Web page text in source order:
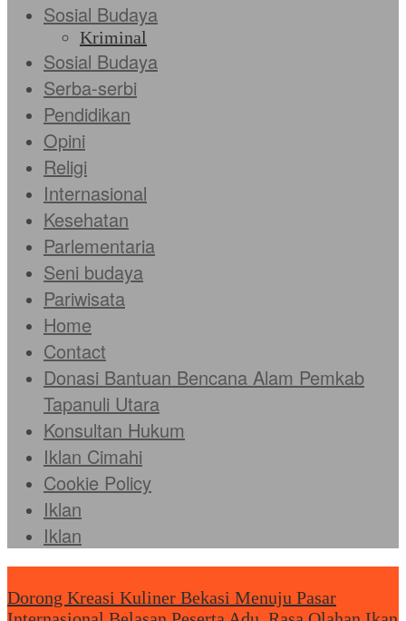
Sosial Budaya
Kriminal
Sosial Budaya
Serba-serbi
Pendidikan
Opini
Religi
Internasional
Kesehatan
Parlementaria
Seni budaya
Pariwisata
Home
Contact
Donasi Bantuan Bencana Alam Pemkab
Tapanuli Utara
Konsultan Hukum
Iklan Cimahi
Cookie Policy
Iklan
Iklan
Dorong Kreasi Kuliner Bekasi Menuju Pasar